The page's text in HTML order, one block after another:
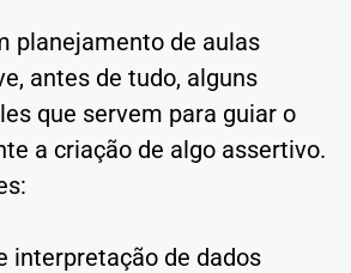
planejamento de aulas
antes de tudo, alguns
que servem para guiar o
a criação de algo assertivo.
interpretação de dados